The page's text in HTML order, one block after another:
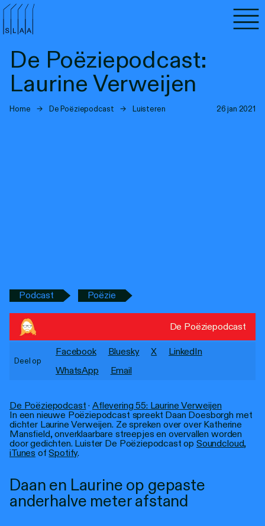
De Poëziepodcast:
Laurine Verweijen
Home → De Poëziepodcast → Luisteren 26 jan 2021
De Poëziepodcast · Aflevering 55: Laurine Verweijen
In een nieuwe Poëziepodcast spreekt Daan Doesborgh met
dichter Laurine Verweijen. Ze spreken over over Katherine
Mansfield, onverklaarbare streepjes en overvallen worden
door gedichten. Luister De Poëziepodcast op Soundcloud,
iTunes ofSpotify.
Daan en Laurine op gepaste
anderhalve meter afstand
Podcast Poëzie
De Poëziepodcast
Deel op
Facebook Bluesky X
LinkedIn
WhatsApp
Email
Agenda
Programma's
Lezen
Toegankelijkheid
Stadsdichter